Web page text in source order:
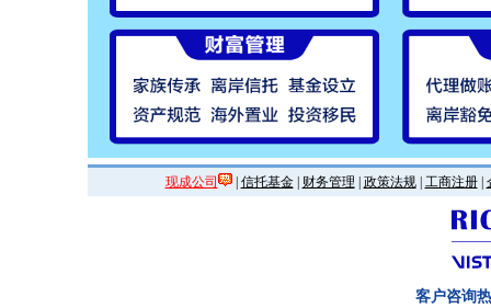
现成公司 | 信托基金| 财务管理 政策法规| 工商注册|
客户咨询